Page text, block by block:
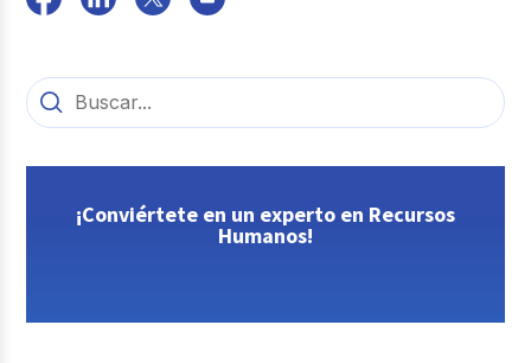
¡Conviértete en un experto en Recursos
Humanos!